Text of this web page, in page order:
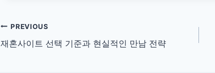
글
탐
PREVIOUS
재혼사이트 선택 기준과 현실적인 만남 전략